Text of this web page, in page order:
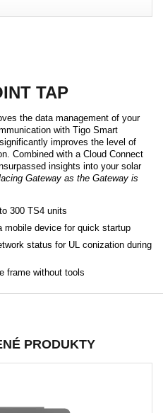
TAP
the data management of your
with Tigo Smart
improves the level of
Combined with a Cloud Connect
insights into your solar
Gateway as the Gateway is
300 TS4 units
mobile device for quick startup
status for UL conization during
frame without tools
PRODUKTY